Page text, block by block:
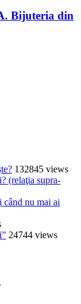
Bijuteria din
132845 views
(relaţia supra-
când nu mai ai
24744 views